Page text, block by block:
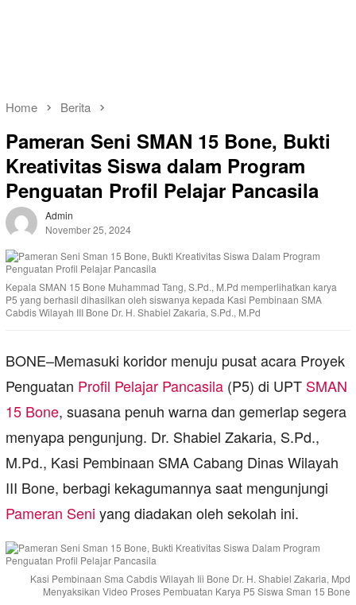
Home Berita
Pameran Seni SMAN 15 Bone, Bukti
Kreativitas Siswa dalam Program
Penguatan Profil Pelajar Pancasila
Admin
November 25, 2024
Kepala SMAN 15 Bone Muhammad Tang, S.Pd., M.Pd memperlihatkan karya
P5 yang berhasil dihasilkan oleh siswanya kepada Kasi Pembinaan SMA
Cabdis Wilayah III Bone Dr. H. Shabiel Zakaria, S.Pd., M.Pd
BONE–Memasuki koridor menuju pusat acara Proyek
Penguatan Profil Pelajar Pancasila (P5) di UPT SMAN
15 Bone, suasana penuh warna dan gemerlap segera
menyapa pengunjung. Dr. Shabiel Zakaria, S.Pd.,
M.Pd., Kasi Pembinaan SMA Cabang Dinas Wilayah
III Bone, berbagi kekagumannya saat mengunjungi
Pameran Seni yang diadakan oleh sekolah ini.
Kasi Pembinaan Sma Cabdis Wilayah Iii Bone Dr. H. Shabiel Zakaria, Mpd
Menyaksikan Video Proses Pembuatan Karya P5 Siswa Sman 15 Bone